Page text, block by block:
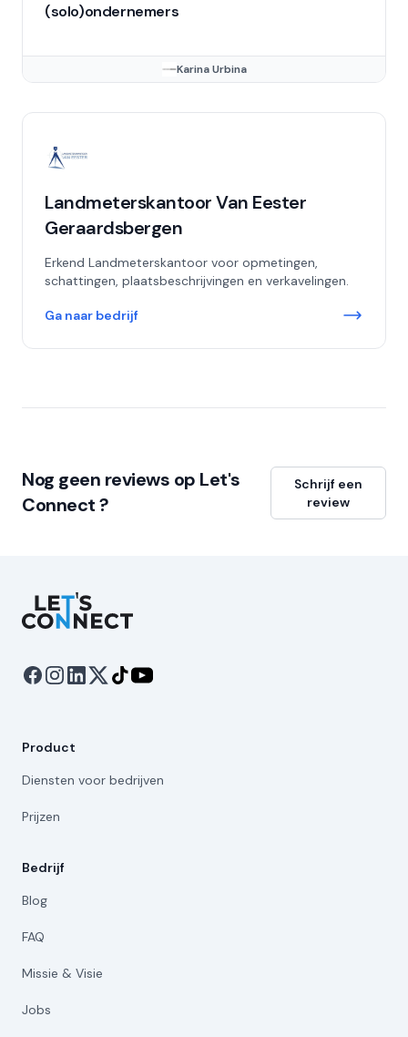
(solo)ondernemers
Karina Urbina
Landmeterskantoor Van Eester
Geraardsbergen
Erkend Landmeterskantoor voor opmetingen,
schattingen, plaatsbeschrijvingen en verkavelingen.
Ga naar bedrijf
Nog geen reviews op Let's
Connect ?
Schrijf een
review
Let's Connect
Product
Diensten voor bedrijven
Prijzen
Bedrijf
Blog
FAQ
Missie & Visie
Jobs